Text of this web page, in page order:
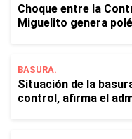
Choque entre la
Miguelito genera
BASURA.
Situación de la
control, afirma el